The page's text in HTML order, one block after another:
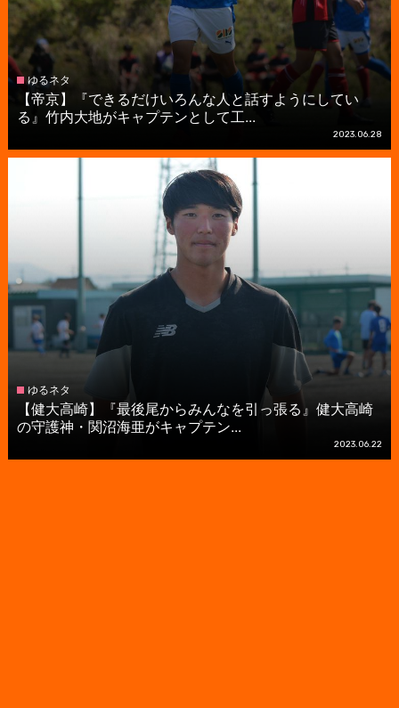
ゆるネタ
【帝京】『できるだけいろんな人と話すようにしてい
る』竹内大地がキャプテンとして工...
2023.06.28
ゆるネタ
【健大高崎】『最後尾からみんなを引っ張る』健大高崎
の守護神・関沼海亜がキャプテン...
2023.06.22